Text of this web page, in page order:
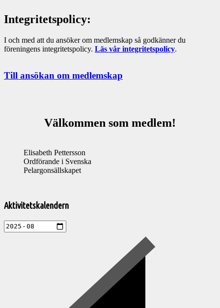
Integritetspolicy:
I och med att du ansöker om medlemskap så godkänner du
föreningens integritetspolicy. Läs vår integritetspolicy.
Till ansökan om medlemskap
Välkommen som medlem!
Elisabeth Pettersson
Ordförande i Svenska
Pelargonsällskapet
till
aktiviteter
Aktivitetskalendern